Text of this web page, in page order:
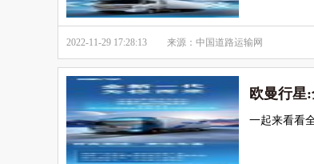
2022-11-29 17:28:13 来源：中国道路运输网
欧曼行星
一起来看看